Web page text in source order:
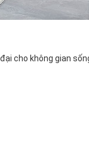
cho không gian